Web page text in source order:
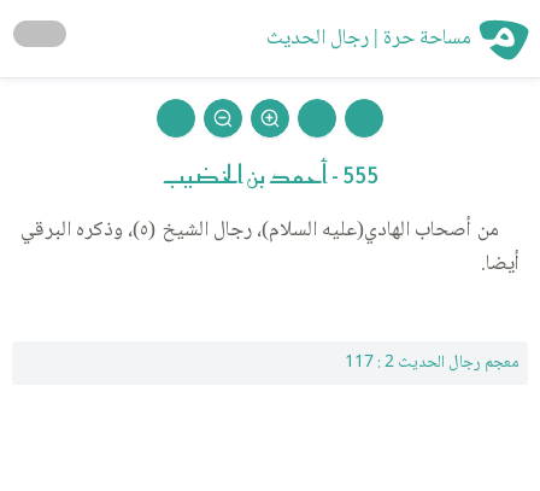
مساحة حرة | رجال الحديث
555 - أحمد بن الخضيب
من أصحاب الهادي(عليه السلام)، رجال الشيخ (٥)، وذكره البرقي
أيضا.
معجم رجال الحديث 2 : 117